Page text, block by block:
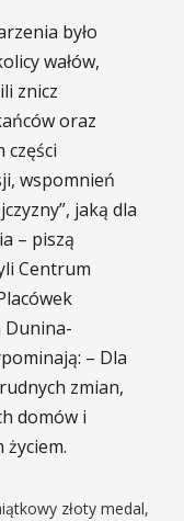
było
wałów,
znicz
oraz
części
wspomnień
jaką dla
– piszą
Centrum
Dunina-
– Dla
zmian,
domów i
życiem.
złoty medal,